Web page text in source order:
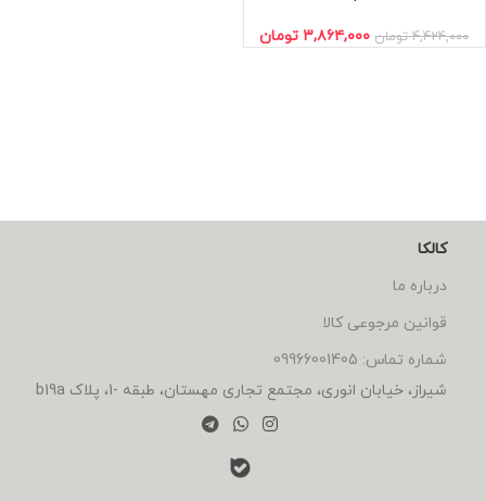
۴,۴۲۴,۰۰۰ تومان ۳,۸۶۴,۰۰۰ تومان
کالکا
درباره ما
قوانین مرجوعی کالا
شماره تماس: 09966001405
شیراز، خیابان انوری، مجتمع تجاری مهستان، طبقه -1، پلاک b19a